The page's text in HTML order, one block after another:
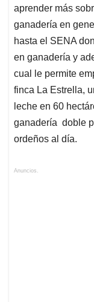
aprender más
ganadería en
hasta el SENA
en ganadería y
cual le permite
finca La Estrella,
leche en 60
ganadería doble
ordeños al día.
Anuncios.